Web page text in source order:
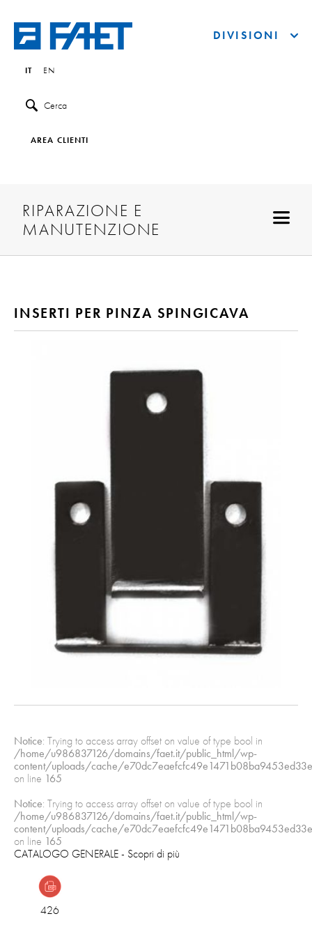
IT EN
Cerca
AREA CLIENTI
DIVISIONI
RIPARAZIONE E
MANUTENZIONE
INSERTI PER PINZA SPINGICAVA
Notice: Trying to access array offset on value of type bool in
/home/u986837126/domains/faet.it/public_html/wp-
content/uploads/cache/
on line 165
Notice: Trying to access array offset on value of type bool in
/home/u986837126/domains/faet.it/public_html/wp-
content/uploads/cache/
on line 165
CATALOGO GENERALE- Scopri di più
426